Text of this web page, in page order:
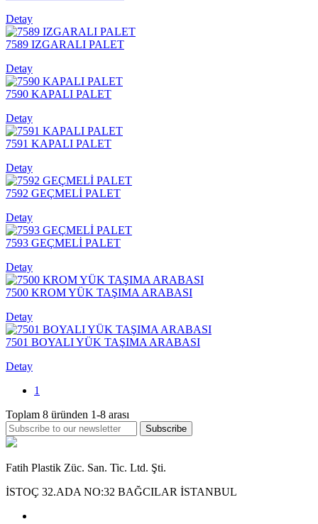
Detay
7589 IZGARALI PALET
Detay
7590 KAPALI PALET
Detay
7591 KAPALI PALET
Detay
7592 GEÇMELİ PALET
Detay
7593 GEÇMELİ PALET
Detay
7500 KROM YÜK TAŞIMA ARABASI
Detay
7501 BOYALI YÜK TAŞIMA ARABASI
Detay
1
Toplam 8 üründen 1-8 arası
Subscribe
Fatih Plastik Züc. San. Tic. Ltd. Şti.
İSTOÇ 32.ADA NO:32 BAĞCILAR İSTANBUL